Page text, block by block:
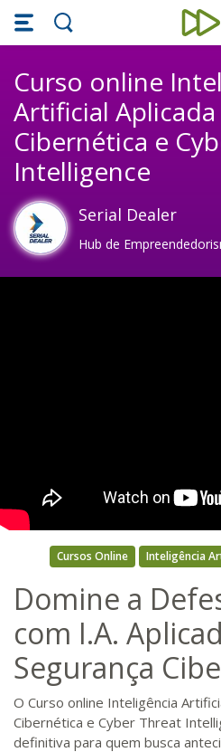
Skip main navigation
Skip to main content
Curso online
Artificial Aplicada
Cibernética e
Intelligence
Serial Dealer
Hub de
Cursos Online Inteligência
Domine a
com I.A.
Segurança
O Curso online Inteligência
Cibernética e Cyber Threat
definitiva para quem busca